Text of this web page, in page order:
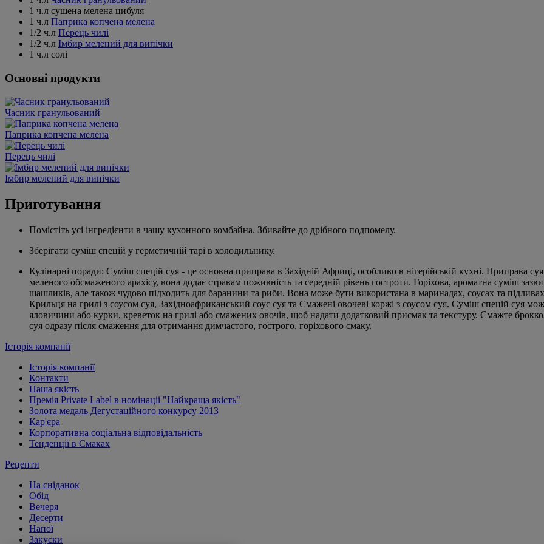
1 ч.л cушена мелена цибуля
1 ч.л Паприка копчена мелена
1/2 ч.л Перець чилі
1/2 ч.л Імбир мелений для випічки
1 ч.л солі
Основні продукти
Часник гранульований
Паприка копчена мелена
Перець чилі
Імбир мелений для випічки
Приготування
Помістіть усі інгредієнти в чашу кухонного комбайна. Збивайте до дрібного подпомелу.
Зберігати суміш спецій у герметичній тарі в холодильнику.
Кулінарні поради: Суміш спецій суя - це основна приправа в Західній Африці, особливо в нігерійській кухні. Приправа
меленого обсмаженого арахісу, вона додає стравам поживність та середній рівень гостроти. Горіхова, ароматна суміш
шашликів, але також чудово підходить для баранини та риби. Вона може бути використана в маринадах, соусах та
Крильця на грилі з соусом cуя, Західноафриканський соус cуя та Смажені овочеві коржі з соусом cуя. Суміш спецій суя
яловичини або курки, креветок на грилі або смажених овочів, щоб надати додатковий присмак та текстуру. Смажте
суя одразу після смаження для отримання димчастого, гострого, горіхового смаку.
Історія компанії
Історія компанії
Контакти
Наша якість
Премія Private Label в номінаціі "Найкраща якість"
Золота медаль Дегустаційного конкурсу 2013
Кар'єра
Корпоративна соціальна відповідальність
Тенденції в Смаках
Рецепти
На сніданок
Обід
Вечеря
Десерти
Напої
Закуски